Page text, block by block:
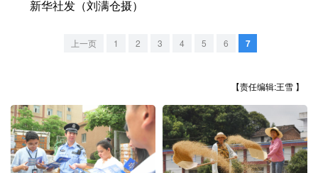
辽宁 吉林 上海 江苏
浙江 安徽 福建 江西
山东 河南 湖北 湖南
新华社发（刘满仓摄）
上一页 1 2 3 4 5 6 7
【责任编辑:王雪 】